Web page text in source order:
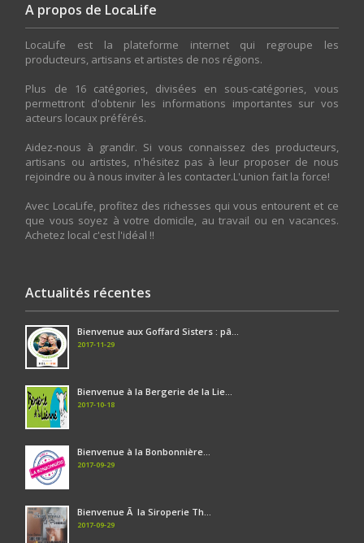
A propos de LocaLife
LocaLife est la plateforme internet qui regroupe les
producteurs, artisans et artistes de nos régions.
Plus de 16 catégories, divisées en sous-catégories, vous
permettront d'obtenir les informations importantes sur vos
acteurs locaux préférés.
Aidez-nous à grandir. Si vous connaissez des producteurs,
artisans ou artistes, n'hésitez pas à leur proposer de nous
rejoindre ou à nous inviter à les contacter.L'union fait la force!
Avec LocaLife, profitez des richesses qui vous entourent et ce
que vous soyez à votre domicile, au travail ou en vacances.
Achetez local c'est l'idéal !!
Actualités récentes
Bienvenue aux Goffard Sisters : pâ...
2017-11-29
Bienvenue à la Bergerie de la Lie...
2017-10-18
Bienvenue à la Bonbonnière...
2017-09-29
Bienvenue Ã la Siroperie Th...
2017-09-29